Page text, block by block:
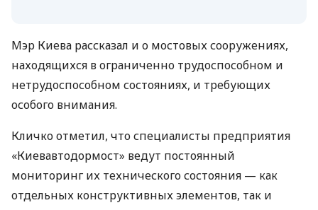
Мэр Киева рассказал и о мостовых сооружениях,
находящихся в ограниченно трудоспособном и
нетрудоспособном состояниях, и требующих
особого внимания.
Кличко отметил, что специалисты предприятия
«Киевавтодормост» ведут постоянный
мониторинг их технического состояния — как
отдельных конструктивных элементов, так и